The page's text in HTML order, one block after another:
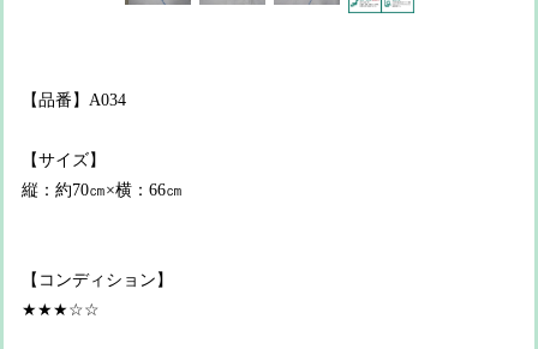
【品番】A034
【サイズ】
縦：約70㎝×横：66㎝
【コンディション】
★★★☆☆